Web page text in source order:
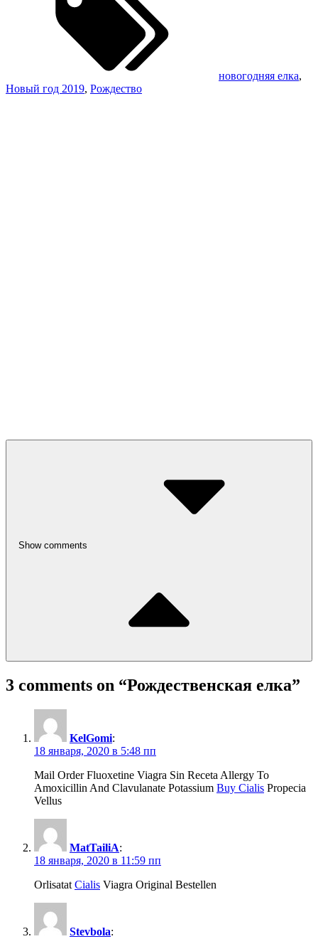
новогодняя елка,
Новый год 2019, Рождество
Show comments
3 comments on “Рождественская елка”
KelGomi:
18 января, 2020 в 5:48 пп
Mail Order Fluoxetine Viagra Sin Receta Allergy To
Amoxicillin And Clavulanate Potassium Buy Cialis Propecia
Vellus
MatTailiA:
18 января, 2020 в 11:59 пп
Orlisatat Cialis Viagra Original Bestellen
Stevbola: